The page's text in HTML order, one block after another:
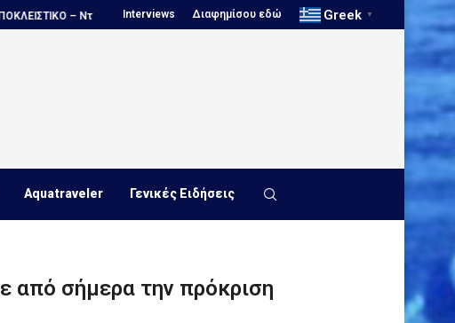
Ουντόβιτσιτς... Πόλο, Εθνική Νέων Ανδρών... Πανιώνιος, Νίκος
Interviews Διαφημίσου εδώ Greek ▼
Aquatraveler Γενικές Ειδήσεις
από σήμερα την πρόκριση